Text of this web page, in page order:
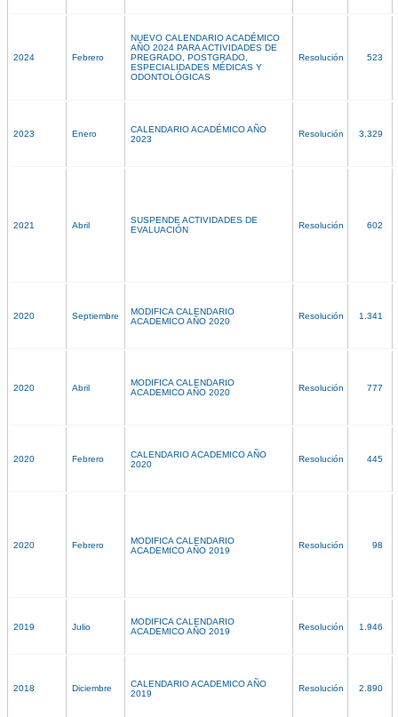
2024 Febrero
NUEVO CALENDARIO ACADÉMICO
AÑO 2024 PARA ACTIVIDADES DE
PREGRADO, POSTGRADO,
ESPECIALIDADES MÉDICAS Y
ODONTOLÓGICAS
Resolución 523
2023 Enero
CALENDARIO ACADÉMICO AÑO
2023
Resolución 3.329
2021 Abril
SUSPENDE ACTIVIDADES DE
EVALUACIÓN
Resolución 602
2020 Septiembre
MODIFICA CALENDARIO
ACADEMICO AÑO 2020
Resolución 1.341
2020 Abril
MODIFICA CALENDARIO
ACADEMICO AÑO 2020
Resolución 777
2020 Febrero
CALENDARIO ACADEMICO AÑO
2020
Resolución 445
2020 Febrero
MODIFICA CALENDARIO
ACADEMICO AÑO 2019
Resolución 98
2019 Julio
MODIFICA CALENDARIO
ACADEMICO AÑO 2019
Resolución 1.946
2018 Diciembre
CALENDARIO ACADEMICO AÑO
2019
Resolución 2.890